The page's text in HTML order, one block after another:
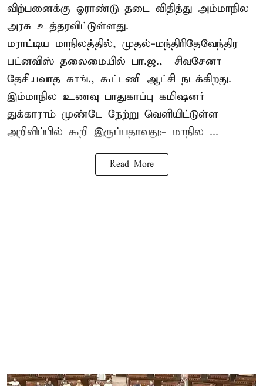
விற்பனைக்கு ஓராண்டு தடை விதித்து அம்மாநில
அரசு உத்தரவிட்டுள்ளது.
மராட்டிய மாநிலத்தில், முதல்-மந்திரிதேவேந்திர
பட்னவிஸ் தலைமையில் பா.ஜ., – சிவசேனா –
தேசியவாத காங்., கூட்டணி ஆட்சி நடக்கிறது.
இம்மாநில உணவு பாதுகாப்பு கமிஷனர்
துக்காராம் முண்டே நேற்று வெளியிட்டுள்ள
அறிவிப்பில் கூறி இருப்பதாவது:- மாநில ...
Read More